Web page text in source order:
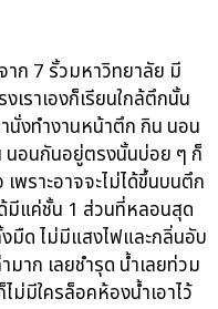
าก 7 รั้วมหาวิทยาลัย มี
ราเองก็เรียนใกล้ตึกนั้น
านั่งทำงานหน้าตึก กิน นอน
อนกันอยู่ตรงนั้นบ่อย ๆ ก็
พราะอาจจะไม่ได้ขึ้นบนตึก
ด้มีแค่ชั้น 1 ส่วนที่หลอนสุด
มืด ไม่มีแสงไฟและกลิ่นอับ
าก เลยชำรุด น้ำเลยท่วม
ม่มีใครล็อคห้องน้ำเอาไว้